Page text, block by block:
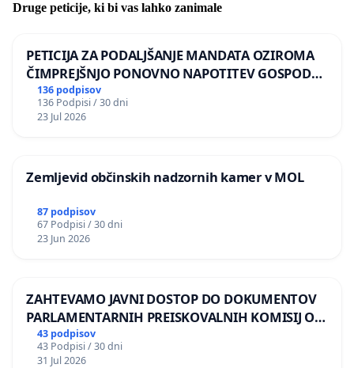
Druge peticije, ki bi vas lahko zanimale
PETICIJA ZA PODALJŠANJE MANDATA OZIROMA
ČIMPREJŠNJO PONOVNO NAPOTITEV GOSPODA
BERNARDA ŠRAJNERJA NA VELEPOSLANIŠTVO
REPUBLIKE SLOVENIJE V MOSKVI
136 podpisov
136 Podpisi / 30 dni
23 Jul 2026
Zemljevid občinskih nadzornih kamer v MOL
87 podpisov
67 Podpisi / 30 dni
23 Jun 2026
ZAHTEVAMO JAVNI DOSTOP DO DOKUMENTOV
PARLAMENTARNIH PREISKOVALNIH KOMISIJ O
ILEGALNI TRGOVINI Z OROŽJEM
43 podpisov
43 Podpisi / 30 dni
31 Jul 2026